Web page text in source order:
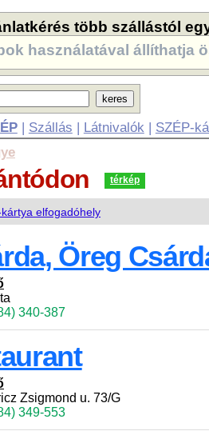
több szállástól
használatával állíthatja
| Szállás | Látnivalók | SZÉP-
térkép
elfogadóhely
Öreg
340-387
Zsigmond u. 73/G
349-553